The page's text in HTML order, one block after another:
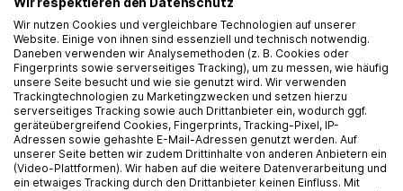
Buchmarkt decken wir über 95 % des Bedarfs
selbst einer Fachbuchhandlung ab. Unser
eigener Zustelldienst trägt entscheidend dazu
bei, dass Bücher als Zeichen unserer kulturellen
Vielfalt überall präsent sind.
Für den Buchhandel haben wir eine der
effizientesten Logistik- und IT-Infrastrukturen
entwickelt. Als Berater und Dienstleister stellen
Wir nutzen Cookies und vergleichbare Technologien auf unserer
Website. Einige von ihnen sind essenziell und technisch notwendig.
Daneben verwenden wir Analysemethoden (z. B. Cookies oder
Fingerprints sowie serverseitiges Tracking), um zu messen, wie häufig
unsere Seite besucht und wie sie genutzt wird. Wir verwenden
Trackingtechnologien zu Marketingzwecken und setzen hierzu
serverseitiges Tracking sowie auch Drittanbieter ein, wodurch ggf.
geräteübergreifend Cookies, Fingerprints, Tracking-Pixel, IP-
Adressen sowie gehashte E-Mail-Adressen genutzt werden. Auf
unserer Seite betten wir zudem Drittinhalte von anderen Anbietern ein
(Video-Plattformen). Wir haben auf die weitere Datenverarbeitung und
ein etwaiges Tracking durch den Drittanbieter keinen Einfluss. Mit